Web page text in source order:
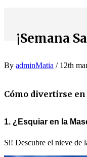
¡Semana
By adminMatia / 12th
Cómo divertirse
1. ¿Esquiar en la
Si! Descubre el nieve de